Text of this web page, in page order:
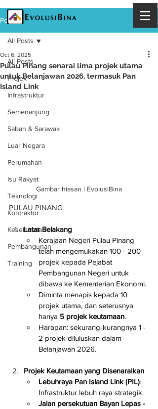
Post
All Posts
Projek
Infrastruktur
Semenanjung
Sabah & Sarawak
Luar Negara
Perumahan
Isu Rakyat
Teknologi
Kontraktor
Keselamatan
Pembangunan
Training
All Posts
Pulau Pinang senarai lima projek utama
untuk Belanjawan 2026, termasuk Pan
Island Link
Oct 6, 2025
Gambar hiasan | EvolusiBina
PULAU PINANG
Latar Belakang
Kerajaan Negeri Pulau Pinang
telah mengemukakan 100 - 200
projek kepada Pejabat
Pembangunan Negeri untuk
dibawa ke Kementerian Ekonomi.
Diminta menapis kepada 10
projek utama, dan seterusnya
hanya 5 projek keutamaan.
Harapan: sekurang-kurangnya 1 -
2 projek diluluskan dalam
Belanjawan 2026.
Projek Keutamaan yang Disenaraikan
Lebuhraya Pan Island Link (PIL):
Infrastruktur lebuh raya strategik.
Jalan persekutuan Bayan Lepas -